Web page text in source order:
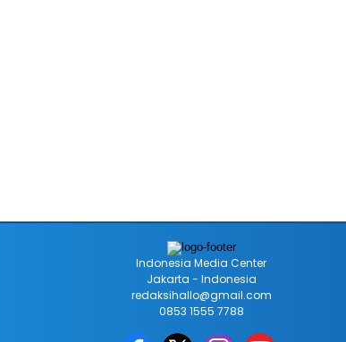
Indonesia Media Center
Jakarta - Indonesia
redaksihallo@gmail.com
0853 1555 7788